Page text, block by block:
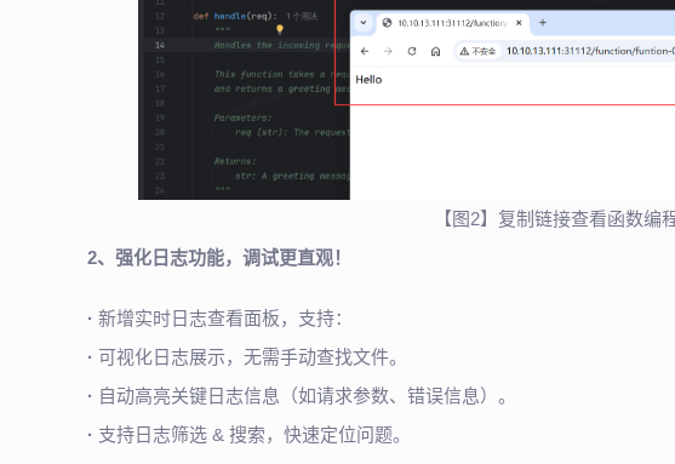
【图2】复制链接查看函数编
2、强化日志功能，调试更直观！
· 新增实时日志查看面板，支持：
· 可视化日志展示，无需手动查找文件。
· 自动高亮关键日志信息（如请求参数、错误信息）。
· 支持日志筛选 & 搜索，快速定位问题。